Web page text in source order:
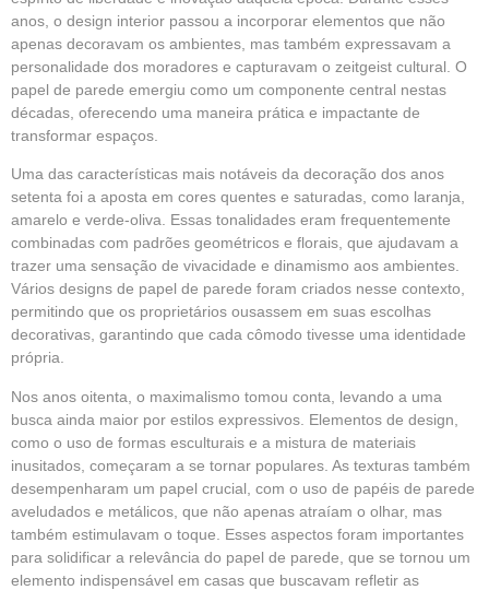
anos, o design interior passou a incorporar elementos que não
apenas decoravam os ambientes, mas também expressavam a
personalidade dos moradores e capturavam o zeitgeist cultural. O
papel de parede emergiu como um componente central nestas
décadas, oferecendo uma maneira prática e impactante de
transformar espaços.
Uma das características mais notáveis da decoração dos anos
setenta foi a aposta em cores quentes e saturadas, como laranja,
amarelo e verde-oliva. Essas tonalidades eram frequentemente
combinadas com padrões geométricos e florais, que ajudavam a
trazer uma sensação de vivacidade e dinamismo aos ambientes.
Vários designs de papel de parede foram criados nesse contexto,
permitindo que os proprietários ousassem em suas escolhas
decorativas, garantindo que cada cômodo tivesse uma identidade
própria.
Nos anos oitenta, o maximalismo tomou conta, levando a uma
busca ainda maior por estilos expressivos. Elementos de design,
como o uso de formas esculturais e a mistura de materiais
inusitados, começaram a se tornar populares. As texturas também
desempenharam um papel crucial, com o uso de papéis de parede
aveludados e metálicos, que não apenas atraíam o olhar, mas
também estimulavam o toque. Esses aspectos foram importantes
para solidificar a relevância do papel de parede, que se tornou um
elemento indispensável em casas que buscavam refletir as